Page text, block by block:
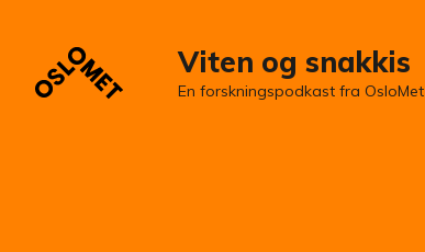
Viten og snakkis
En forskningspodkast fra OsloMet